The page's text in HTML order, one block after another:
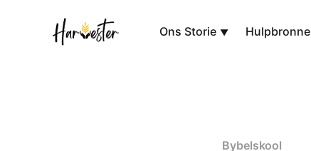
Ons Storie Hulpbronne
Bybelskool